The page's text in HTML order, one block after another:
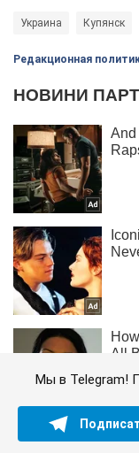
Украина Купянск
Редакционная